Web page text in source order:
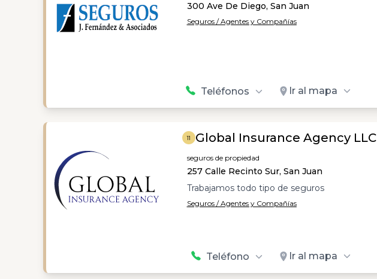
300 Ave De Diego, San Juan
Seguros / Agentes y Compañías
Teléfonos Ir al mapa
11 Global Insurance Agency LLC
seguros de propiedad
257 Calle Recinto Sur, San Juan
Trabajamos todo tipo de seguros
Seguros / Agentes y Compañías
Teléfono Ir al mapa